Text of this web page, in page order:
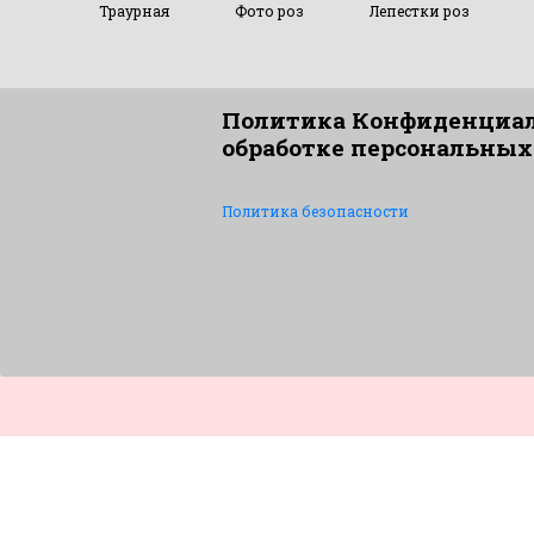
Траурная Фото роз Лепестки роз
Политика
обработке
Политика безопасности